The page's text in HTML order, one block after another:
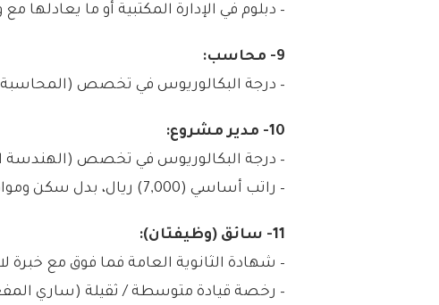
– دبلوم في الإدارة المكتبية أو ما
9- محاسب:
– درجة البكالوريوس في تخصص
10- مدير مشروع:
– درجة البكالوريوس في تخصص (الهندسة
– راتب أساسي (7,000) ريال، بدل سكن ومواصلاات (2,000) ريال.
11- سائق (وظيفتان):
– شهادة الثانوية العامة فما فوق مع خبرة لا تقل
– رخصة قيادة متوسطة / ثقيلة (ساري